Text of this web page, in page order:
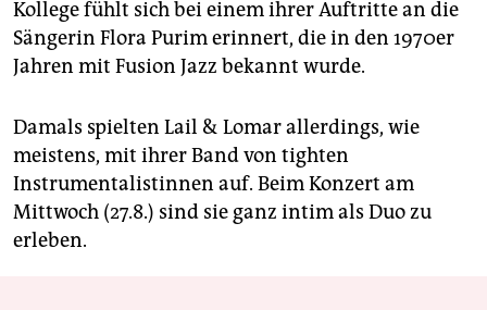
Kollege fühlt sich bei einem ihrer Auftritte an die
Sängerin Flora Purim erinnert, die in den 1970er
Jahren mit Fusion Jazz bekannt wurde.
Damals spielten Lail & Lomar allerdings, wie
meistens, mit ihrer Band von tighten
Instrumentalistinnen auf. Beim Konzert am
Mittwoch (27.8.) sind sie ganz intim als Duo zu
erleben.